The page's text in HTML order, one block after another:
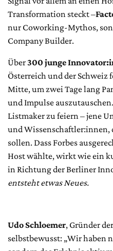
Transformation steckt –
nur Coworking-Mythos,
Company Builder.
Über300 junge
Österreich und der
Mitte, um zwei Tage lang
und Impulse
Listmaker zu feiern – jene
und Wissenschaftler:innen,
sollen. Dass Forbes
Host wählte, wirkt wie ein
in Richtung der Berliner
entsteht etwas Neues.
Udo Schloemer, Gründer
selbstbewusst: „Wir haben